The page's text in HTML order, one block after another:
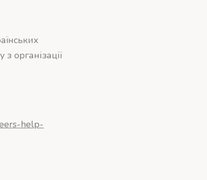
організації
help-